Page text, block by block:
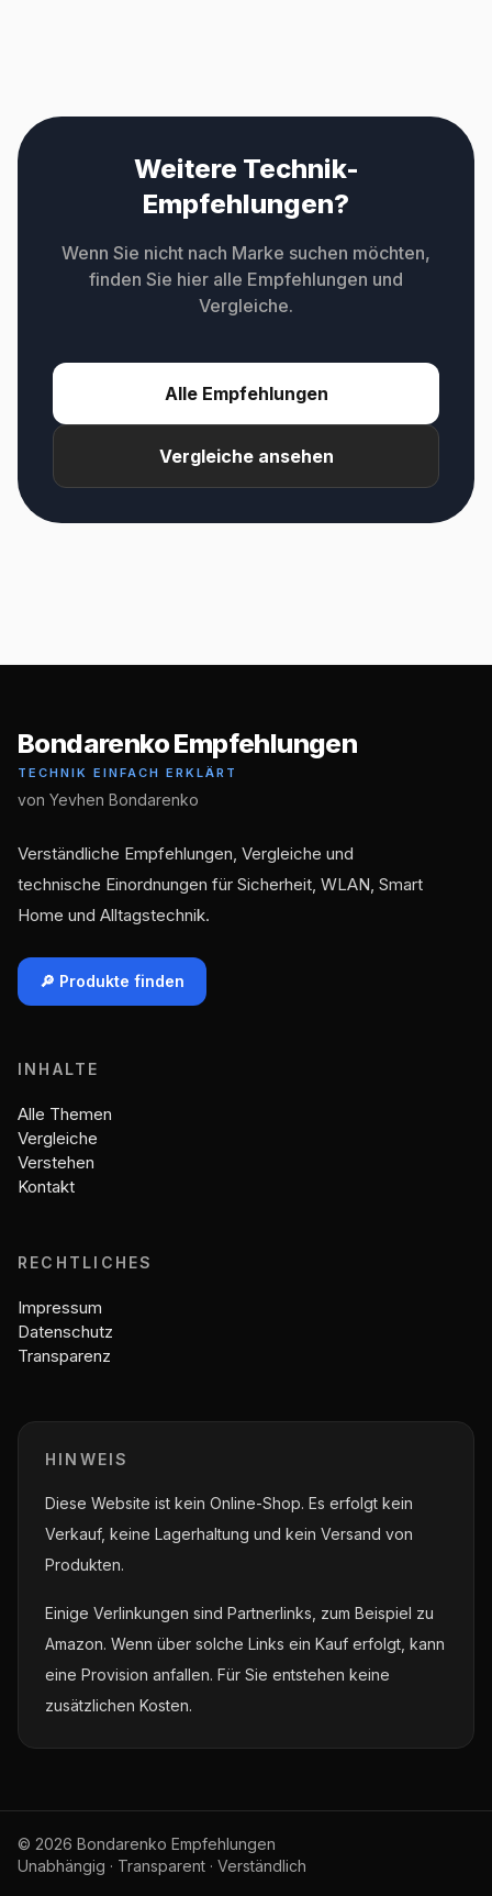
Weitere Technik-
Empfehlungen?
Wenn Sie nicht nach Marke suchen möchten,
finden Sie hier alle Empfehlungen und
Vergleiche.
Alle Empfehlungen
Vergleiche ansehen
Bondarenko Empfehlungen
TECHNIK EINFACH ERKLÄRT
von Yevhen Bondarenko
Verständliche Empfehlungen, Vergleiche und
technische Einordnungen für Sicherheit, WLAN, Smart
Home und Alltagstechnik.
🔎 Produkte finden
INHALTE
Alle Themen
Vergleiche
Verstehen
Kontakt
RECHTLICHES
Impressum
Datenschutz
Transparenz
HINWEIS
Diese Website ist kein Online-Shop. Es erfolgt kein
Verkauf, keine Lagerhaltung und kein Versand von
Produkten.
Einige Verlinkungen sind Partnerlinks, zum Beispiel zu
Amazon. Wenn über solche Links ein Kauf erfolgt, kann
eine Provision anfallen. Für Sie entstehen keine
zusätzlichen Kosten.
© 2026 Bondarenko Empfehlungen
Unabhängig · Transparent · Verständlich